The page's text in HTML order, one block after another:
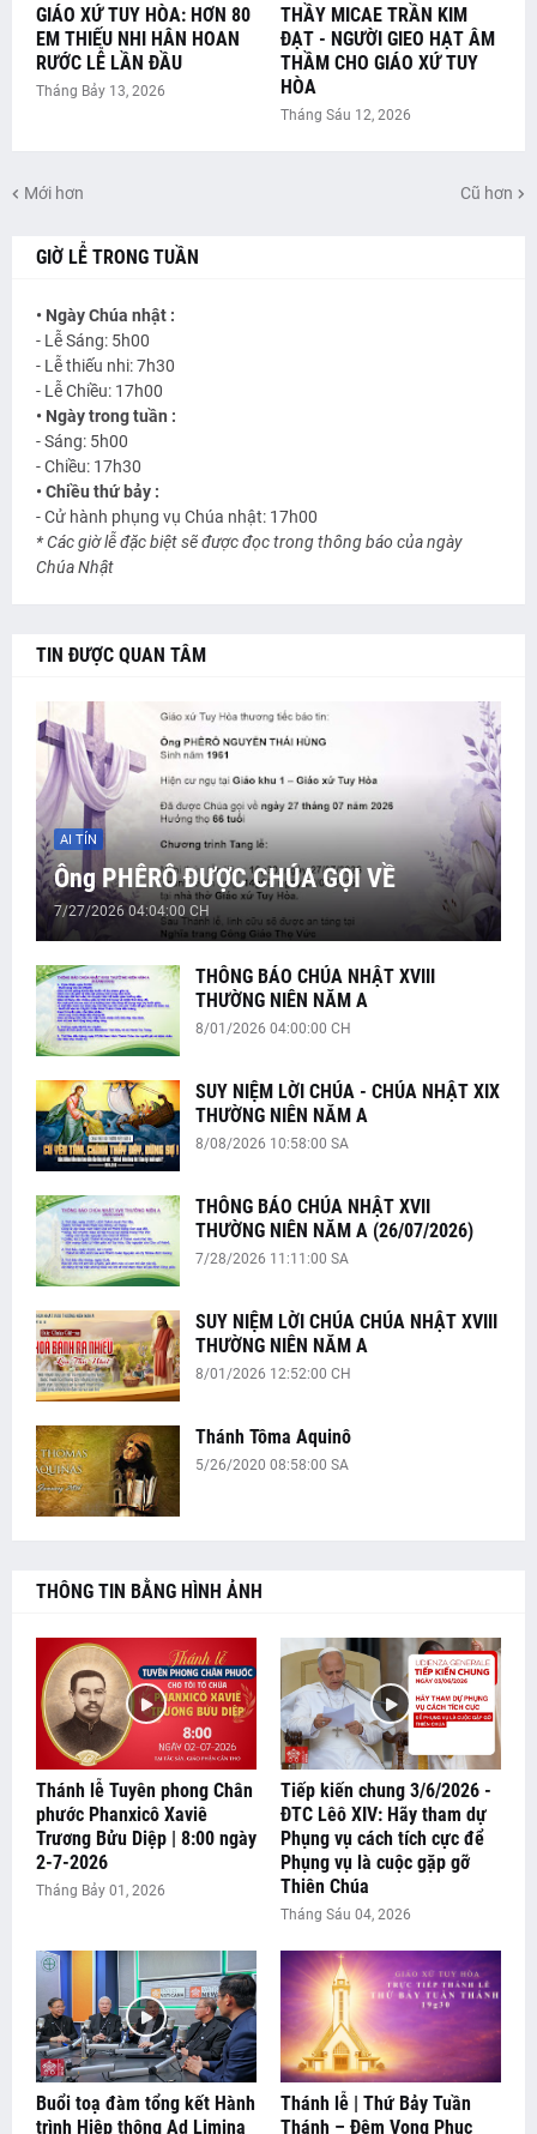
GIÁO XỨ TUY HÒA: HƠN 80
EM THIẾU NHI HÂN HOAN
RƯỚC LỄ LẦN ĐẦU
Tháng Bảy 13, 2026
THẦY MICAE TRẦN KIM
ĐẠT - NGƯỜI GIEO HẠT ÂM
THẦM CHO GIÁO XỨ TUY
HÒA
Tháng Sáu 12, 2026
Mới hơn Cũ hơn
GIỜ LỄ TRONG TUẦN
• Ngày Chúa nhật :
- Lễ Sáng: 5h00
- Lễ thiếu nhi: 7h30
- Lễ Chiều: 17h00
• Ngày trong tuần :
- Sáng: 5h00
- Chiều: 17h30
• Chiều thứ bảy :
- Cử hành phụng vụ Chúa nhật: 17h00
* Các giờ lễ đặc biệt sẽ được đọc trong thông báo của ngày
Chúa Nhật
TIN ĐƯỢC QUAN TÂM
AI TÍN
Ông PHÊRÔ ĐƯỢC CHÚA GỌI VỀ
7/27/2026 04:04:00 CH
THÔNG BÁO CHÚA NHẬT XVIII
THƯỜNG NIÊN NĂM A
8/01/2026 04:00:00 CH
SUY NIỆM LỜI CHÚA - CHÚA NHẬT XIX
THƯỜNG NIÊN NĂM A
8/08/2026 10:58:00 SA
THÔNG BÁO CHÚA NHẬT XVII
THƯỜNG NIÊN NĂM A (26/07/2026)
7/28/2026 11:11:00 SA
SUY NIỆM LỜI CHÚA CHÚA NHẬT XVIII
THƯỜNG NIÊN NĂM A
8/01/2026 12:52:00 CH
Thánh Tôma Aquinô
5/26/2020 08:58:00 SA
THÔNG TIN BẰNG HÌNH ẢNH
Thánh lễ Tuyên phong Chân
phước Phanxicô Xaviê
Trương Bửu Diệp | 8:00 ngày
2-7-2026
Tháng Bảy 01, 2026
Tiếp kiến chung 3/6/2026 -
ĐTC Lêô XIV: Hãy tham dự
Phụng vụ cách tích cực để
Phụng vụ là cuộc gặp gỡ
Thiên Chúa
Tháng Sáu 04, 2026
Buổi toạ đàm tổng kết Hành
trình Hiệp thông Ad Limina
Thánh lễ | Thứ Bảy Tuần
Thánh – Đêm Vọng Phục
📰 SUY NIỆM LỜI CHÚA - CHÚA NHẬT XIX THƯỜNG NIÊN